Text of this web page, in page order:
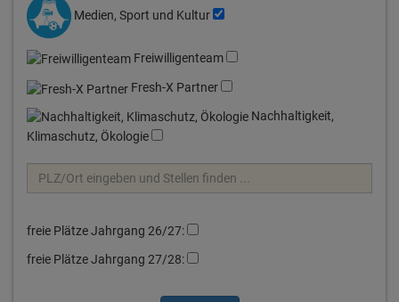
Medien, Sport und Kultur
Freiwilligenteam
Fresh-X Partner
Nachhaltigkeit,
Klimaschutz, Ökologie
freie Plätze Jahrgang 26/27:
freie Plätze Jahrgang 27/28: